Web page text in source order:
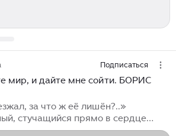
Подписаться
мир, и дайте мне сойти. БОРИС
за что ж её лишён?..»
стучащийся прямо в сердце
фамилия по матери. Под этой